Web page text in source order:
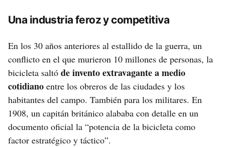
Una industria feroz y competitiva
En los 30 años anteriores al estallido de la guerra, un
conflicto en el que murieron 10 millones de personas, la
bicicleta saltó de invento extravagante a medio
cotidiano entre los obreros de las ciudades y los
habitantes del campo. También para los militares. En
1908, un capitán británico alababa con detalle en un
documento oficial la “potencia de la bicicleta como
factor estratégico y táctico”.